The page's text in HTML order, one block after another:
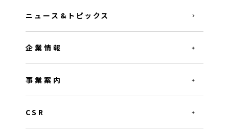
ニュース&トピックス
企業情報
事業案内
CSR